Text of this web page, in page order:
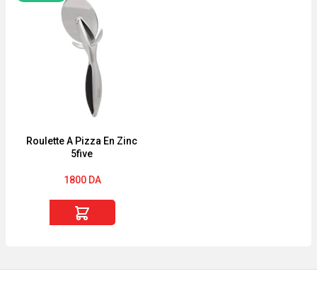
Smart
600gr
Roulette A Pizza En Zinc
5five
1800 DA